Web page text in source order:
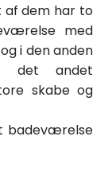
af dem har to
med
i den anden
det andet
skabe og
badeværelse